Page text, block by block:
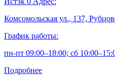
Комсомольская ул., 137,
График работы:
пн-пт 09:00–18:00; сб
Подробнее